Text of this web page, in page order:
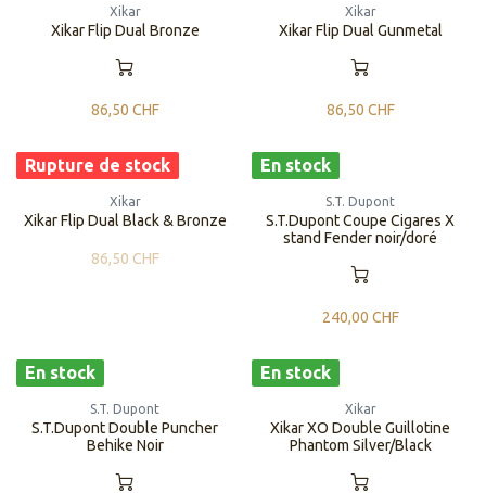
Xikar
Xikar Flip Dual Bronze
86,50 CHF
Xikar
Xikar Flip Dual Gunmetal
86,50 CHF
Rupture de stock
Xikar
Xikar Flip Dual Black & Bronze
86,50 CHF
En stock
S.T. Dupont
S.T.Dupont Coupe Cigares X
stand Fender noir/doré
240,00 CHF
En stock
S.T. Dupont
S.T.Dupont Double Puncher
Behike Noir
En stock
Xikar
Xikar XO Double Guillotine
Phantom Silver/Black